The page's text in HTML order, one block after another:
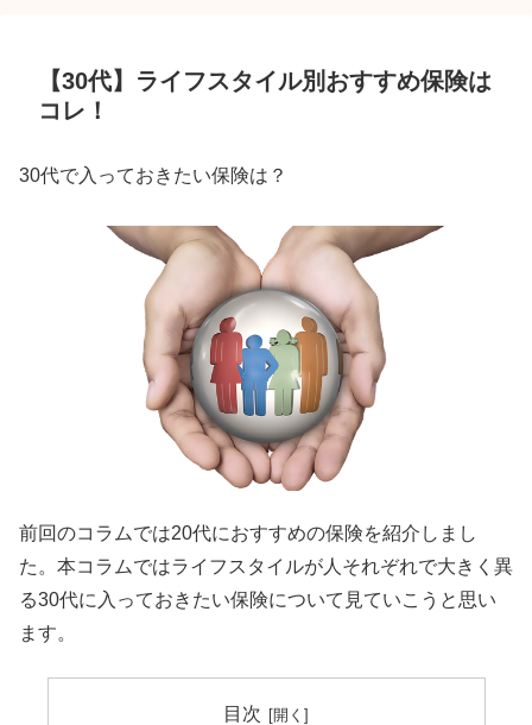
【30代】ライフスタイル別おすすめ保険は
コレ！
30代で入っておきたい保険は？
前回のコラムでは20代におすすめの保険を紹介しまし
た。本コラムではライフスタイルが人それぞれで大きく異
る30代に入っておきたい保険について見ていこうと思い
ます。
目次